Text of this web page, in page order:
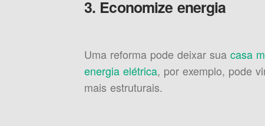
3. Economize energia
Uma reforma pode deixar sua casa
energia elétrica, por exemplo, pode
mais estruturais.